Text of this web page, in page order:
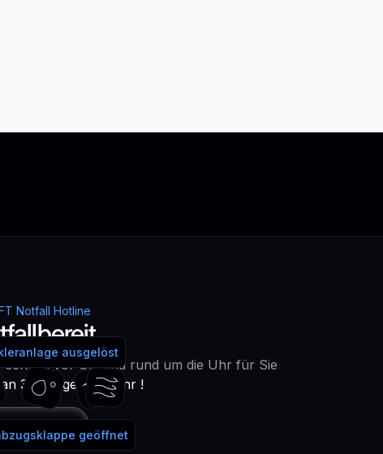
Notfall Hotline
schnell vor Ort und rund um die Uhr für Sie
an 365 Tagen im Jahr !
Anrufen
benutzt
ausgelöst
ausgelöst
Wasser!ausgelöst
geöffnet